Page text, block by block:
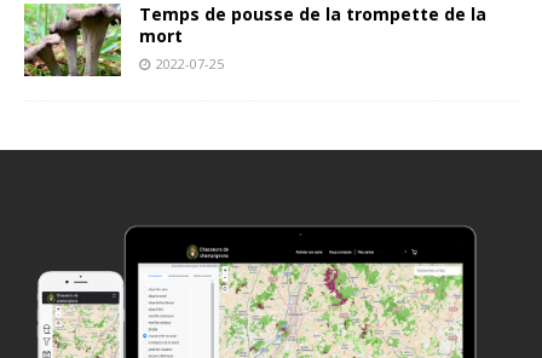
Temps de pousse de la trompette de la
mort
2022-07-25